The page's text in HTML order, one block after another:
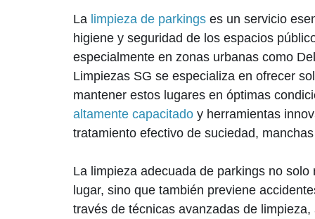
La limpieza de parkings es un servicio
higiene y seguridad de los espacios
especialmente en zonas urbanas como
Limpiezas SG se especializa en ofrecer
mantener estos lugares en óptimas
altamente capacitado y herramientas
tratamiento efectivo de suciedad,
La limpieza adecuada de parkings no solo
lugar, sino que también previene
través de técnicas avanzadas de